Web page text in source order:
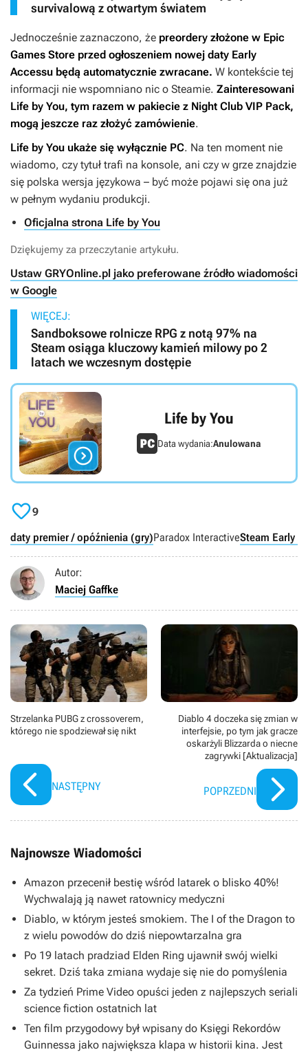
survivalową z otwartym światem
Jednocześnie zaznaczono, że preordery złożone w Epic
Games Store przed ogłoszeniem nowej daty Early
Accessu będą automatycznie zwracane. W kontekście tej
informacji nie wspomniano nic o Steamie. Zainteresowani
Life by You, tym razem w pakiecie z Night Club VIP Pack,
mogą jeszcze raz złożyć zamówienie.
Life by You ukaże się wyłącznie PC. Na ten moment nie
wiadomo, czy tytuł trafi na konsole, ani czy w grze znajdzie
się polska wersja językowa – być może pojawi się ona już
w pełnym wydaniu produkcji.
Oficjalna strona Life by You
Dziękujemy za przeczytanie artykułu.
Ustaw GRYOnline.pl jako preferowane źródło wiadomości
w Google
WIĘCEJ:
Sandboksowe rolnicze RPG z notą 97% na
Steam osiąga kluczowy kamień milowy po 2
latach we wczesnym dostępie

Life by You
Data wydania:Anulowana
9
daty premier / opóźnienia (gry)Paradox InteractiveSteam Early
Autor:
Maciej Gaffke
Strzelanka PUBG z crossoverem,
którego nie spodziewał się nikt
NASTĘPNY
Diablo 4 doczeka się zmian w
interfejsie, po tym jak gracze
oskarżyli Blizzarda o niecne
zagrywki [Aktualizacja]
POPRZEDNI
Najnowsze Wiadomości
Amazon przecenił bestię wśród latarek o blisko 40%!
Wychwalają ją nawet ratownicy medyczni
Diablo, w którym jesteś smokiem. The I of the Dragon to
z wielu powodów do dziś niepowtarzalna gra
Po 19 latach pradziad Elden Ring ujawnił swój wielki
sekret. Dziś taka zmiana wydaje się nie do pomyślenia
Za tydzień Prime Video opuści jeden z najlepszych seriali
science fiction ostatnich lat
Ten film przygodowy był wpisany do Księgi Rekordów
Guinnessa jako największa klapa w historii kina. Jest